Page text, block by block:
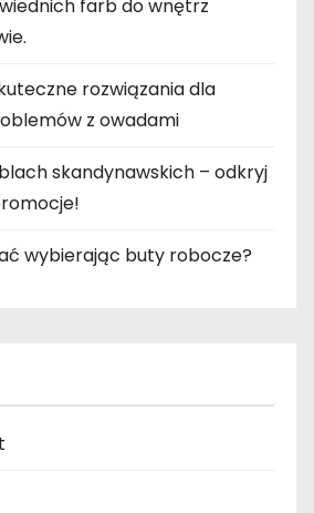
farb do wnętrz
rozwiązania dla
z owadami
skandynawskich – odkryj
wybierając buty robocze?